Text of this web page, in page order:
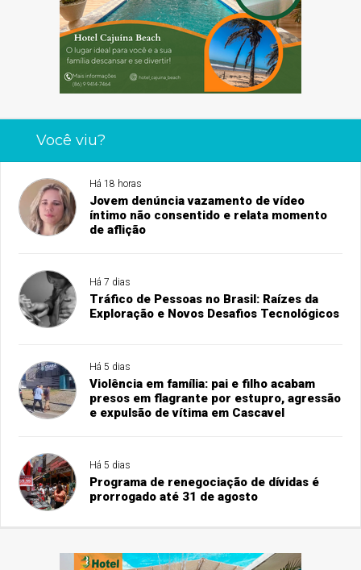
Você viu?
Há 18 horas
Jovem denúncia vazamento de vídeo
íntimo não consentido e relata momento
de aflição
Há 7 dias
Tráfico de Pessoas no Brasil: Raízes da
Exploração e Novos Desafios Tecnológicos
Há 5 dias
Violência em família: pai e filho acabam
presos em flagrante por estupro, agressão
e expulsão de vítima em Cascavel
Há 5 dias
Programa de renegociação de dívidas é
prorrogado até 31 de agosto